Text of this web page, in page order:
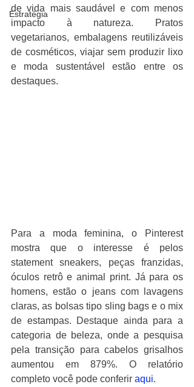
Estratégia
de vida mais saudável e com menos
impacto à natureza. Pratos
vegetarianos, embalagens reutilizáveis
de cosméticos, viajar sem produzir lixo
e moda sustentável estão entre os
destaques.
Para a moda feminina, o Pinterest
mostra que o interesse é pelos
statement sneakers, peças franzidas,
óculos retrô e animal print. Já para os
homens, estão o jeans com lavagens
claras, as bolsas tipo sling bags e o mix
de estampas. Destaque ainda para a
categoria de beleza, onde a pesquisa
pela transição para cabelos grisalhos
aumentou em 879%. O relatório
completo você pode conferir aqui.